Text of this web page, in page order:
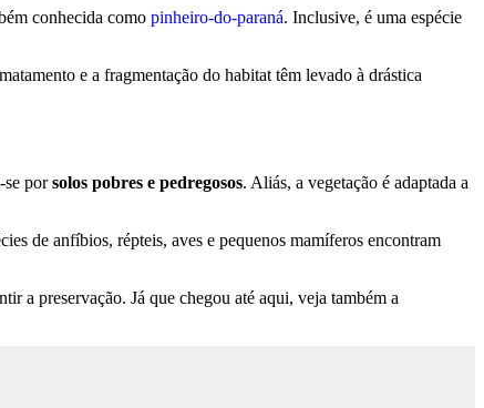
conhecida como pinheiro-do-paraná. Inclusive, é uma espécie
e a fragmentação do habitat têm levado à drástica
se porsolos pobres e pedregosos. Aliás, a vegetação é adaptada a
de anfíbios, répteis, aves e pequenos mamíferos encontram
a preservação. Já que chegou até aqui, veja também a